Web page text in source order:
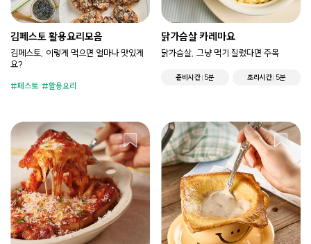
김페스토 활용요리모음
김페스토, 이렇게 먹으면 얼마나 맛있게
요?
페스토 활용요리
닭가슴살 카레마요
닭가슴살, 그냥 먹기 질렸다면 주목
준비시간 5분 조리시간 5분